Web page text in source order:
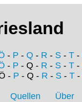
- P - Q - R - S - T -
- P - Q - R - S - T -
- P - Q - R - S- T-
Quellen Über